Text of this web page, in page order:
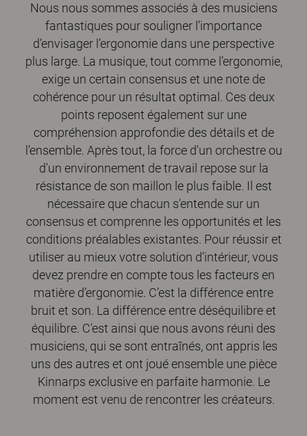
Nous nous sommes associés à des musiciens
fantastiques pour souligner l’importance
d’envisager l’ergonomie dans une perspective
plus large. La musique, tout comme l’ergonomie,
exige un certain consensus et une note de
cohérence pour un résultat optimal. Ces deux
points reposent également sur une
compréhension approfondie des détails et de
l’ensemble. Après tout, la force d'un orchestre ou
d'un environnement de travail repose sur la
résistance de son maillon le plus faible. Il est
nécessaire que chacun s'entende sur un
consensus et comprenne les opportunités et les
conditions préalables existantes. Pour réussir et
utiliser au mieux votre solution d’intérieur, vous
devez prendre en compte tous les facteurs en
matière d’ergonomie. C’est la différence entre
bruit et son. La différence entre déséquilibre et
équilibre. C'est ainsi que nous avons réuni des
musiciens, qui se sont entraînés, ont appris les
uns des autres et ont joué ensemble une pièce
Kinnarps exclusive en parfaite harmonie. Le
moment est venu de rencontrer les créateurs.